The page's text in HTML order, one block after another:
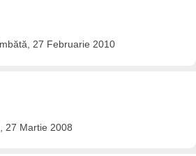
27 Februarie 2010
27 Martie 2008